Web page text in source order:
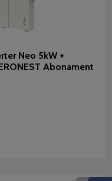
Neo 5kW +
Abonament